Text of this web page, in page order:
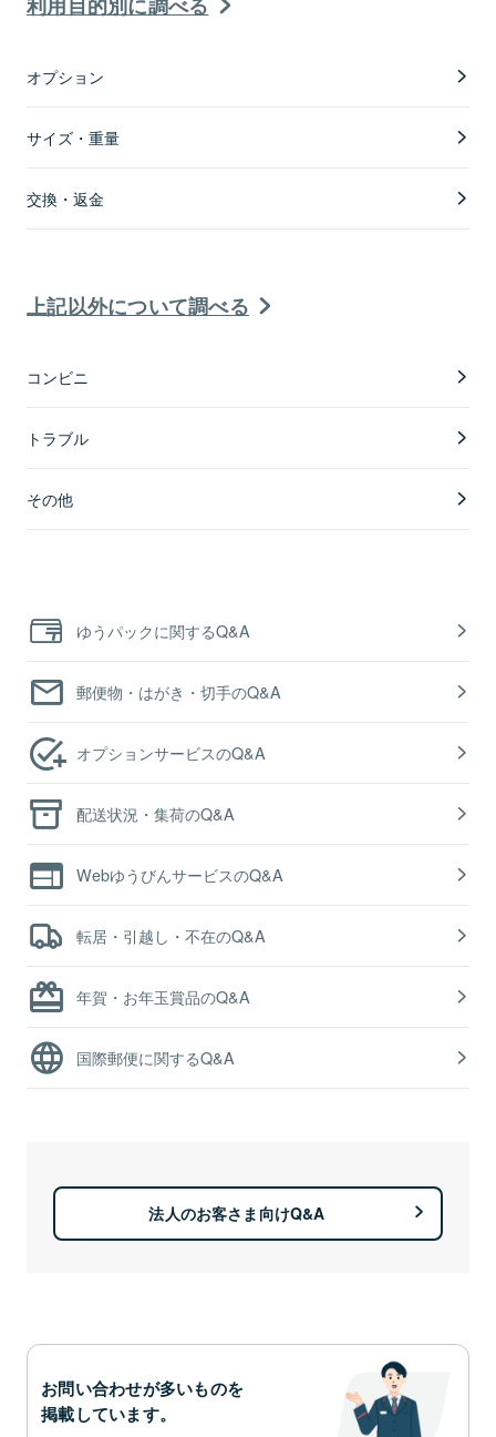
オプション
サイズ・重量
交換・返金
上記以外について調べる
コンビニ
トラブル
その他
ゆうパックに関するQ&A
郵便物・はがき・切手のQ&A
オプションサービスのQ&A
配送状況・集荷のQ&A
WebゆうびんサービスのQ&A
転居・引越し・不在のQ&A
年賀・お年玉賞品のQ&A
国際郵便に関するQ&A
法人のお客さま向けQ&A
お問い合わせが多いものを
掲載しています。